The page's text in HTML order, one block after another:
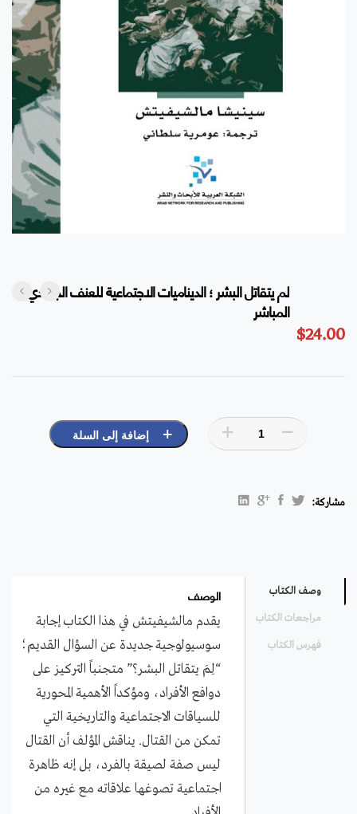
لم يتقاتل البشر ؛ الديناميات الاجتماعية للعنف الجسدي
المباشر
$24.00
؛
الديناميات
الاجتماعية
إضافة إلى السلة
مشاركة:
وصف الكتاب
مراجعات الكتاب
فهرس الكتاب
الوصف
يقدم مالشيفيتش في هذا الكتاب إجابة
سوسيولوجية جديدة عن السؤال القديم؛
“لِمَ يتقاتل البشر؟” متجنباً التركيز على
دوافع الأفراد، ومؤكداً الأهمية المحورية
للسياقات الاجتماعية والتاريخية التي
تمكن من القتال. يناقش المؤلف أن القتال
ليس صفة لصيقة بالفرد، بل إنه ظاهرة
اجتماعية تصوغها علاقاته مع غيره من